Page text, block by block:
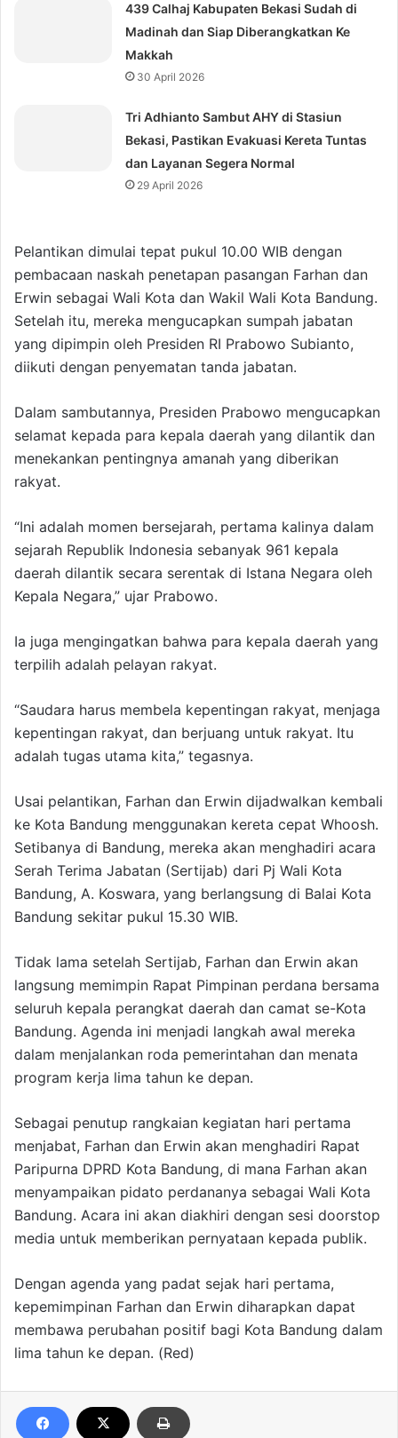
439 Calhaj Kabupaten Bekasi Sudah di
Madinah dan Siap Diberangkatkan Ke
Makkah
30 April 2026
Tri Adhianto Sambut AHY di Stasiun
Bekasi, Pastikan Evakuasi Kereta Tuntas
dan Layanan Segera Normal
29 April 2026
Pelantikan dimulai tepat pukul 10.00 WIB dengan
pembacaan naskah penetapan pasangan Farhan dan
Erwin sebagai Wali Kota dan Wakil Wali Kota Bandung.
Setelah itu, mereka mengucapkan sumpah jabatan
yang dipimpin oleh Presiden RI Prabowo Subianto,
diikuti dengan penyematan tanda jabatan.
Dalam sambutannya, Presiden Prabowo mengucapkan
selamat kepada para kepala daerah yang dilantik dan
menekankan pentingnya amanah yang diberikan
rakyat.
“Ini adalah momen bersejarah, pertama kalinya dalam
sejarah Republik Indonesia sebanyak 961 kepala
daerah dilantik secara serentak di Istana Negara oleh
Kepala Negara,” ujar Prabowo.
Ia juga mengingatkan bahwa para kepala daerah yang
terpilih adalah pelayan rakyat.
“Saudara harus membela kepentingan rakyat, menjaga
kepentingan rakyat, dan berjuang untuk rakyat. Itu
adalah tugas utama kita,” tegasnya.
Usai pelantikan, Farhan dan Erwin dijadwalkan kembali
ke Kota Bandung menggunakan kereta cepat Whoosh.
Setibanya di Bandung, mereka akan menghadiri acara
Serah Terima Jabatan (Sertijab) dari Pj Wali Kota
Bandung, A. Koswara, yang berlangsung di Balai Kota
Bandung sekitar pukul 15.30 WIB.
Tidak lama setelah Sertijab, Farhan dan Erwin akan
langsung memimpin Rapat Pimpinan perdana bersama
seluruh kepala perangkat daerah dan camat se-Kota
Bandung. Agenda ini menjadi langkah awal mereka
dalam menjalankan roda pemerintahan dan menata
program kerja lima tahun ke depan.
Sebagai penutup rangkaian kegiatan hari pertama
menjabat, Farhan dan Erwin akan menghadiri Rapat
Paripurna DPRD Kota Bandung, di mana Farhan akan
menyampaikan pidato perdananya sebagai Wali Kota
Bandung. Acara ini akan diakhiri dengan sesi doorstop
media untuk memberikan pernyataan kepada publik.
Dengan agenda yang padat sejak hari pertama,
kepemimpinan Farhan dan Erwin diharapkan dapat
membawa perubahan positif bagi Kota Bandung dalam
lima tahun ke depan. (Red)